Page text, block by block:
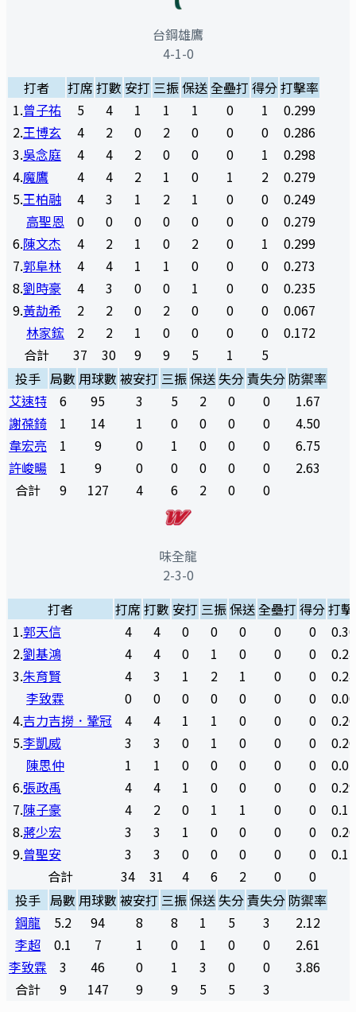
台鋼雄鷹
4-1-0
打者
打席打數 安打 三振保送全壘打 得分打擊率
1.曾子祐 5 4 1 1 1 0 1
0.299
2.王博玄 4 2 0 2 0 0 0
0.286
3.吳念庭 4 4 2 0 0 0 1
0.298
4.魔鷹 4 4 2 1 0 1 2
0.279
5.王柏融 4 3 1 2 1 0 0
0.249
高聖恩
0 0 0 0 0 0 0
0.279
6.陳文杰 4 2 1 0 2 0 1
0.299
7.郭阜林 4 4 1 1 0 0 0
0.273
8.劉時豪 4 3 0 0 1 0 0
0.235
9.黃劼希 2 2 0 2 0 0 0
0.067
林家鋐
2 2 1 0 0 0 0
0.172
合計
37 30 9 9 5 1
5
投手 局數 用球數 被安打 三振保送失分責失分 防禦率
艾速特
6 95 3 5 2 0 0
1.67
謝葆錡
1 14 1 0 0 0 0
4.50
韋宏亮
1 9 0 1 0 0 0
6.75
許峻暘
1 9 0 0 0 0 0
2.63
合計
9 127 4 6 2 0 0
味全龍
2-3-0
打者
打席打數 安打 三振保送全壘打 得分打
1.郭天信 4 4 0 0 0 0 0
2.劉基鴻 4 4 0 1 0 0 0
3.朱育賢 4 3 1 2 1 0 0
李致霖
0 0 0 0 0 0 0
4.吉力吉撈．鞏冠 4 4 1 1 0 0 0
5.李凱威 3 3 0 1 0 0 0
陳思仲
1 1 0 0 0 0 0
6.張政禹 4 4 1 0 0 0 0
7.陳子豪 4 2 0 1 1 0 0
8.蔣少宏 3 3 1 0 0 0 0
9.曾聖安 3 3 0 0 0 0 0
合計
34 31 4 6 2 0
0
投手 局數 用球數 被安打 三振保送失分責失分 防禦率
鋼龍
5.2 94 8 8 1 5 3
2.12
李超
0.1 7 1 0 1 0 0
2.61
李致霖
3 46 0 1 3 0 0
3.86
合計
9 147 9 9 5 5 3